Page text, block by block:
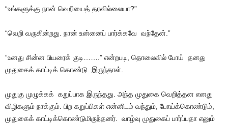
“உங்களுக்கு நான் வெறியைத் தரவில்லையா?”
“வெறி வருகின்றது. நான் உன்னைப் பார்க்கவே வந்தேன்.”
“உனது சின்ன பியரைக் குடி…….” என்றபடி, தொலைவில் போய் தனது
முதுகைக் காட்டிக் கொண்டு இருந்தாள்.
முதுகு முழுக்கக் கறுப்பாக இருந்தது. அந்த முதுகை வெறித்தன எனது
விழிகளும் நாக்கும். பிற கறுப்பிகள் என்னிடம் வந்தும், போய்க்கொண்டும்,
முதுகைக் காட்டிக்கொண்டுமிருந்தனர். வாழ்வு முதுகைப் பார்ப்பதா எனும்